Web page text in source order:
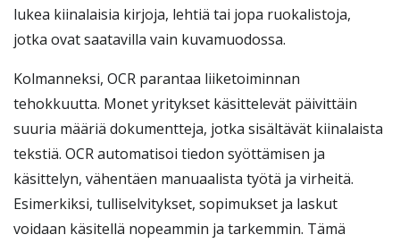
lukea kiinalaisia kirjoja, lehtiä tai jopa ruokalistoja,
jotka ovat saatavilla vain kuvamuodossa.
Kolmanneksi, OCR parantaa liiketoiminnan
tehokkuutta. Monet yritykset käsittelevät päivittäin
suuria määriä dokumentteja, jotka sisältävät kiinalaista
tekstiä. OCR automatisoi tiedon syöttämisen ja
käsittelyn, vähentäen manuaalista työtä ja virheitä.
Esimerkiksi, tulliselvitykset, sopimukset ja laskut
voidaan käsitellä nopeammin ja tarkemmin. Tämä